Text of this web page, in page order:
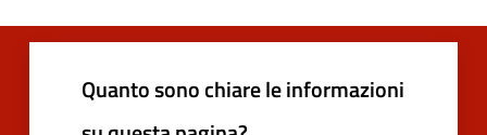
Quanto sono chiare le informazioni